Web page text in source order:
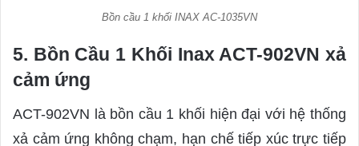
Bồn cầu 1 khối INAX AC-1035VN
5. Bồn Cầu 1 Khối Inax ACT-902VN xả
cảm ứng
ACT-902VN là bồn cầu 1 khối hiện đại với hệ thống
xả cảm ứng không chạm, hạn chế tiếp xúc trực tiếp